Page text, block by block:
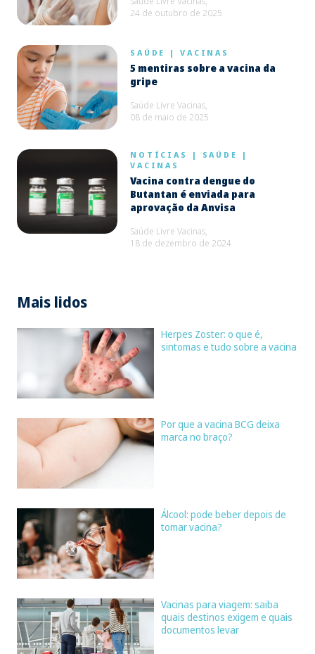
24 de outubro de 2025
SAÚDE | VACINAS
5 mentiras sobre a vacina da
gripe
Saúde Livre Vacinas,
08 de maio de 2025
NOTÍCIAS | SAÚDE
|
VACINAS
Vacina contra dengue do
Butantan é enviada para
aprovação da Anvisa
Saúde Livre Vacinas,
18 de dezembro de 2024
Mais lidos
Herpes Zoster: o que é,
sintomas e tudo sobre a vacina
Por que a vacina BCG deixa
marca no braço?
Álcool: pode beber depois de
tomar vacina?
Vacinas para viagem: saiba
quais destinos exigem e quais
documentos levar